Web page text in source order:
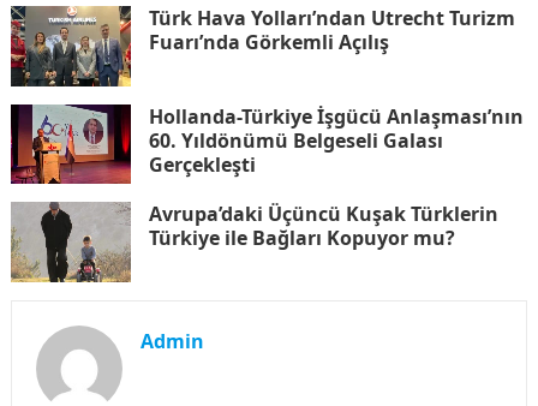
Türk Hava Yolları’ndan Utrecht Turizm
Fuarı’nda Görkemli Açılış
Hollanda-Türkiye İşgücü Anlaşması’nın
60. Yıldönümü Belgeseli Galası
Gerçekleşti
Avrupa’daki Üçüncü Kuşak Türklerin
Türkiye ile Bağları Kopuyor mu?
Admin